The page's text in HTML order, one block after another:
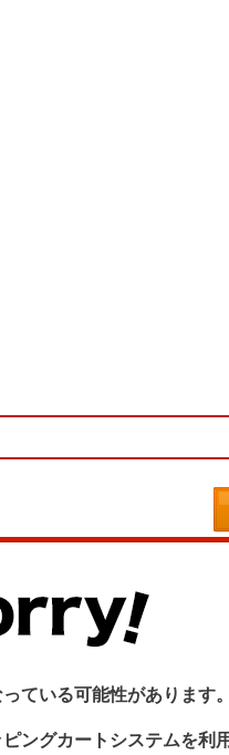
ている可能性があります
ングカートシステムを利